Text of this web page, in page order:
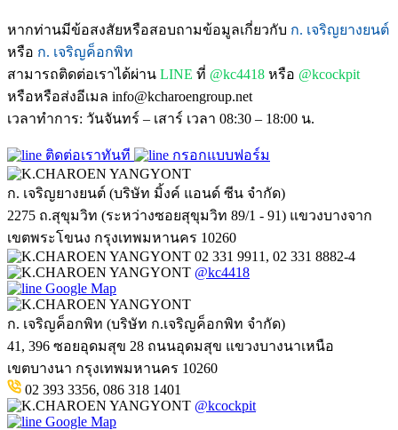
หากท่านมีข้อสงสัยหรือสอบถามข้อมูลเกี่ยวกับ ก. เจริญยางยนต์
หรือ ก. เจริญค็อกพิท
สามารถติดต่อเราได้ผ่าน LINE ที่ @kc4418 หรือ @kcockpit
หรือหรือส่งอีเมล info@kcharoengroup.net
เวลาทำการ: วันจันทร์ – เสาร์ เวลา 08:30 – 18:00 น.
ติดต่อเราทันที กรอกแบบฟอร์ม
ก. เจริญยางยนต์ (บริษัท มิ้งค์ แอนด์ ซีน จำกัด)
2275 ถ.สุขุมวิท (ระหว่างซอยสุขุมวิท 89/1 - 91) แขวงบางจาก
เขตพระโขนง กรุงเทพมหานคร 10260
02 331 9911, 02 331 8882-4
@kc4418
Google Map
ก. เจริญค็อกพิท (บริษัท ก.เจริญค็อกพิท จำกัด)
41, 396 ซอยอุดมสุข 28 ถนนอุดมสุข แขวงบางนาเหนือ
เขตบางนา กรุงเทพมหานคร 10260
02 393 3356, 086 318 1401
@kcockpit
Google Map